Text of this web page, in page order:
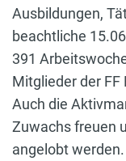
Ausbildungen,
beachtliche
391
Mitglieder der
Auch die
Zuwachs freuen
angelobt